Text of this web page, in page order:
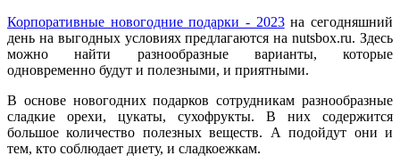
Корпоративные новогодние подарки - 2023на сегодняшний
день на выгодных условиях предлагаются на nutsbox.ru. Здесь
можно найти разнообразные варианты, которые
одновременно будут и полезными, и приятными.
В основе новогодних подарков сотрудникам разнообразные
сладкие орехи, цукаты, сухофрукты. В них содержится
большое количество полезных веществ. А подойдут они и
тем, кто соблюдает диету, и сладкоежкам.